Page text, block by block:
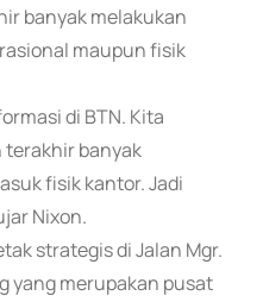
banyak melakukan
maupun fisik
di BTN. Kita
banyak
fisik kantor. Jadi
Nixon.
strategis di Jalan Mgr.
yang merupakan pusat